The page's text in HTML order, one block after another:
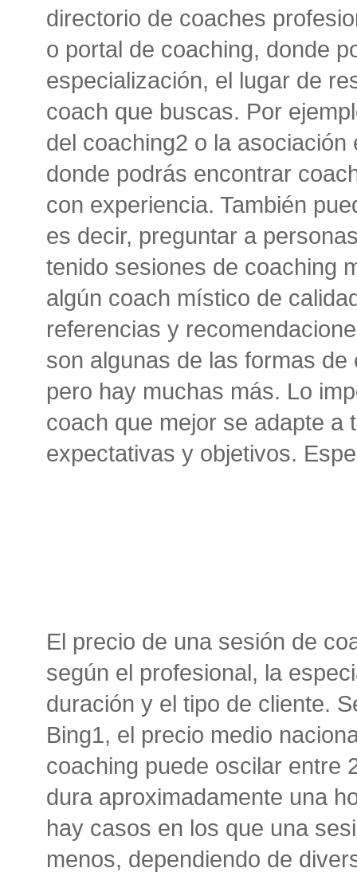
directorio de coaches
o portal de coaching, donde
especialización, el lugar de
coach que buscas. Por
del coaching2 o la
donde podrás encontrar
con experiencia. También
es decir, preguntar a
tenido sesiones de coaching
algún coach místico de
referencias y
son algunas de las formas
pero hay muchas más. Lo
coach que mejor se adapte a
expectativas y objetivos.
El precio de una sesión de
según el profesional, la
duración y el tipo de cliente.
Bing1, el precio medio
coaching puede oscilar entre
dura aproximadamente una
hay casos en los que una
menos, dependiendo de